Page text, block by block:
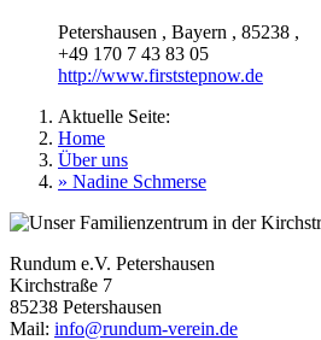
Petershausen , Bayern , 85238 ,
+49 170 7 43 83 05
http://www.firststepnow.de
Aktuelle Seite:
Home
Über uns
» Nadine Schmerse
Rundum e.V. Petershausen
Kirchstraße 7
85238 Petershausen
Mail: info@rundum-verein.de